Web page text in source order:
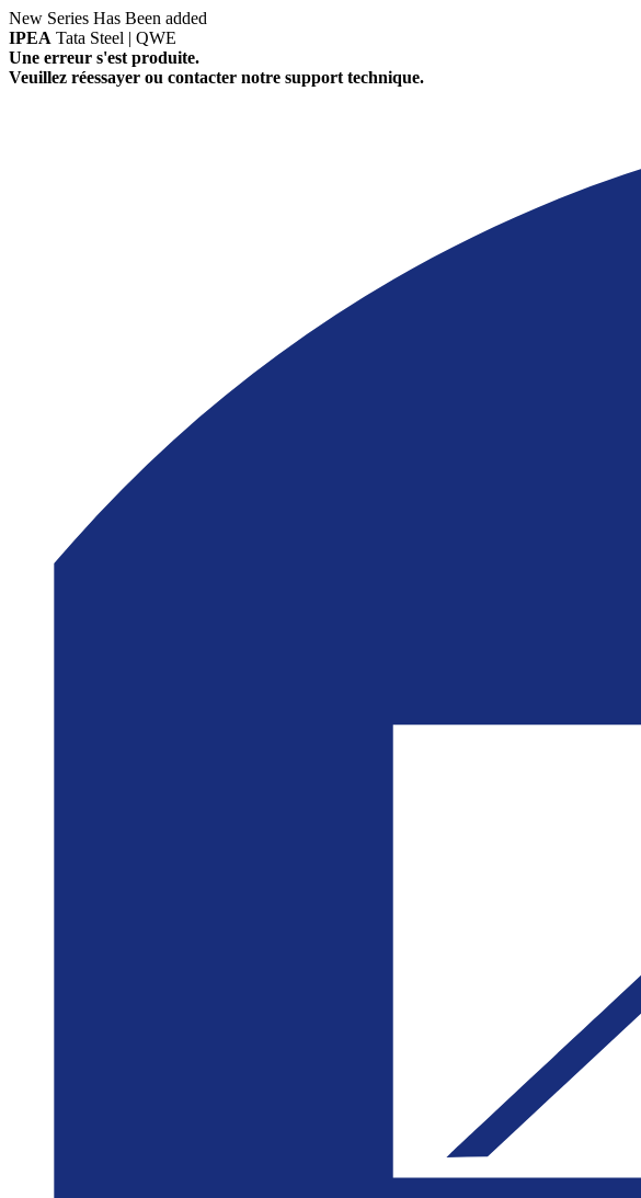
New Series Has Been added
IPEA Tata Steel | QWE
Une erreur s'est produite.
Veuillez réessayer ou contacter notre support technique.